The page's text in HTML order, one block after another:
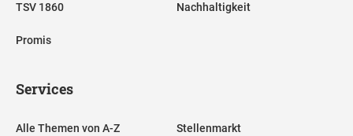
TSV 1860
Promis
Nachhaltigkeit
Services
Alle Themen von A-Z Stellenmarkt